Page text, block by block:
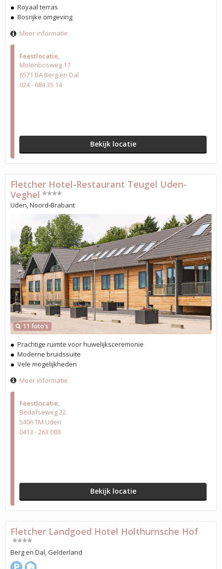
Feestlocatie
Molenbosweg 17
6571 BA Berg en Dal
024 - 684 35 14
Bekijk locatie
Royaal terras
Bosrijke omgeving
Meer informatie
Feestlocatie
Bedafseweg 22
5406 TM Uden
0413 - 263 088
Bekijk locatie
11 foto's
Fletcher Hotel-Restaurant Teugel Uden-
Veghel ****
Uden, Noord-Brabant
Prachtige ruimte voor huwelijksceremonie
Moderne bruidssuite
Vele mogelijkheden
Meer informatie
Fletcher Landgoed Hotel Holthurnsche Hof
****
Berg en Dal, Gelderland